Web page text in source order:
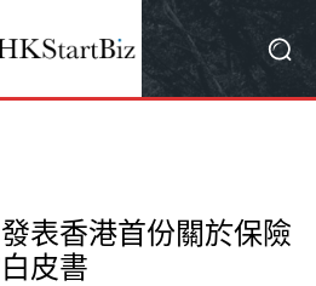
表香港首份關於保險
皮書